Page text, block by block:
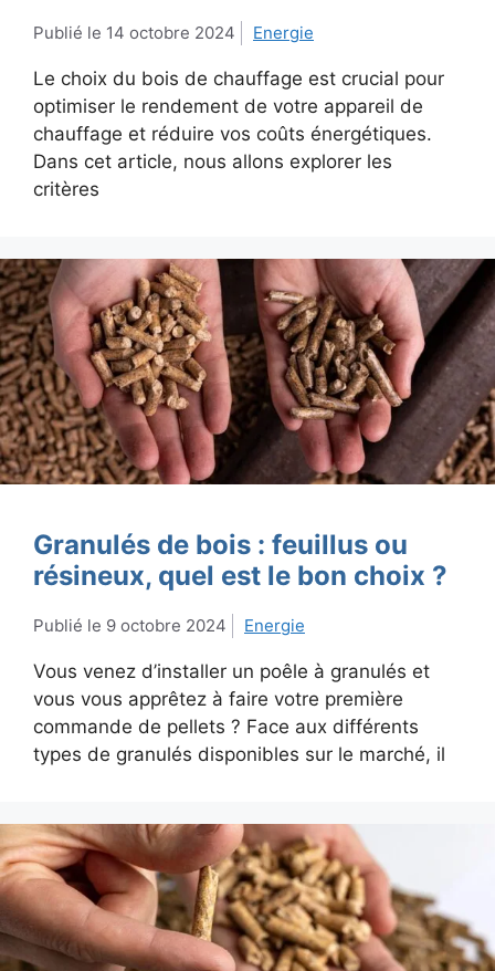
14 octobre 2024 Energie
Le choix du bois de chauffage est crucial pour
optimiser le rendement de votre appareil de
chauffage et réduire vos coûts énergétiques.
Dans cet article, nous allons explorer les
critères
Granulés de bois : feuillus ou
résineux, quel est le bon choix ?
9 octobre 2024 Energie
Vous venez d’installer un poêle à granulés et
vous vous apprêtez à faire votre première
commande de pellets ? Face aux différents
types de granulés disponibles sur le marché, il